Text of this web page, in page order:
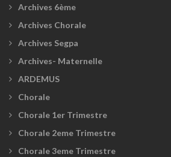
Archives 6ème
Archives Chorale
Archives Segpa
Archives- Maternelle
ARDEMUS
Chorale
Chorale 1er Trimestre
Chorale 2eme Trimestre
Chorale 3eme Trimestre